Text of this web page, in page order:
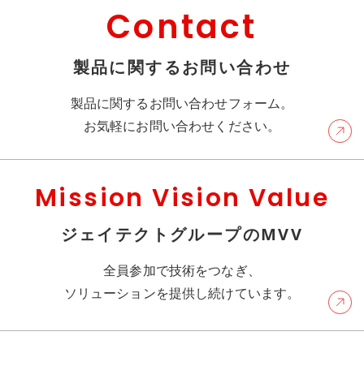
Contact
製品に関するお問い合わせ
製品に関するお問い合わせフォーム。
お気軽にお問い合わせください。
Mission Vision Value
ジェイテクトグループのMVV
全員参加で技術をつなぎ、
ソリューションを提供し続けています。